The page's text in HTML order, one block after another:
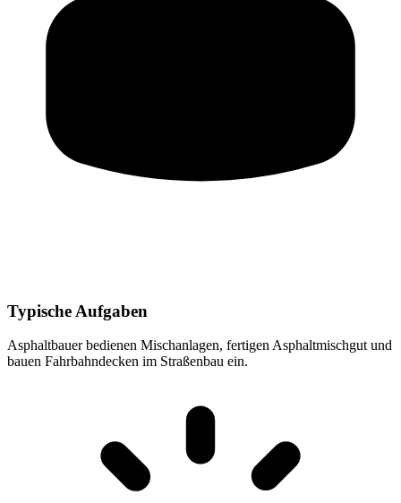
Typische Aufgaben
Asphaltbauer bedienen Mischanlagen, fertigen Asphaltmischgut und
bauen Fahrbahndecken im Straßenbau ein.